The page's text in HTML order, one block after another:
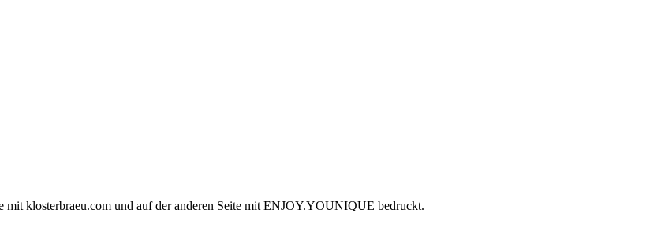
klosterbraeu.com und auf der anderen Seite mit ENJOY.YOUNIQUE bedruckt.